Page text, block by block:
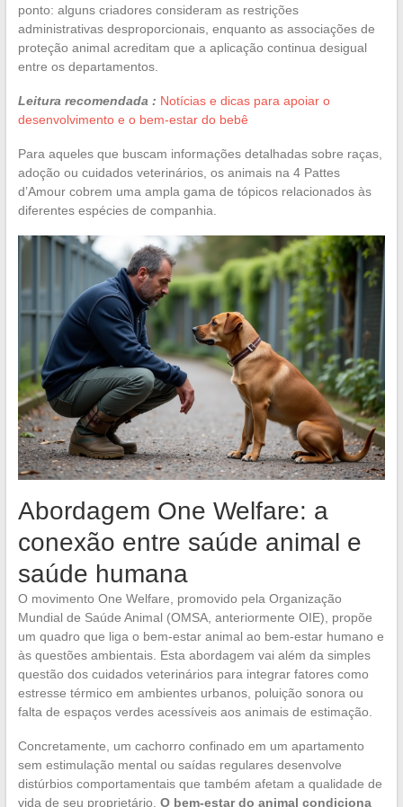
ponto: alguns criadores consideram as restrições
administrativas desproporcionais, enquanto as associações de
proteção animal acreditam que a aplicação continua desigual
entre os departamentos.
Leitura recomendada : Notícias e dicas para apoiar o
desenvolvimento e o bem-estar do bebê
Para aqueles que buscam informações detalhadas sobre raças,
adoção ou cuidados veterinários, os animais na 4 Pattes
d’Amour cobrem uma ampla gama de tópicos relacionados às
diferentes espécies de companhia.
Abordagem One Welfare: a
conexão entre saúde animal e
saúde humana
O movimento One Welfare, promovido pela Organização
Mundial de Saúde Animal (OMSA, anteriormente OIE), propõe
um quadro que liga o bem-estar animal ao bem-estar humano e
às questões ambientais. Esta abordagem vai além da simples
questão dos cuidados veterinários para integrar fatores como
estresse térmico em ambientes urbanos, poluição sonora ou
falta de espaços verdes acessíveis aos animais de estimação.
Concretamente, um cachorro confinado em um apartamento
sem estimulação mental ou saídas regulares desenvolve
distúrbios comportamentais que também afetam a qualidade de
vida de seu proprietário. O bem-estar do animal condiciona